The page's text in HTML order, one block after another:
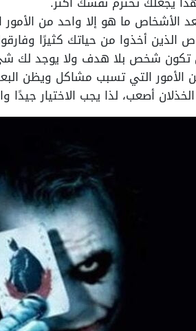
الأشخاص ما هو إلا واحد من
الذين أخذوا من حياتك كثيرًا
تكون شخص بلا هدف ولا يوجد لك
من الأمور التي تسبب مشاكل
أصعب، لذا يجب الاختيار